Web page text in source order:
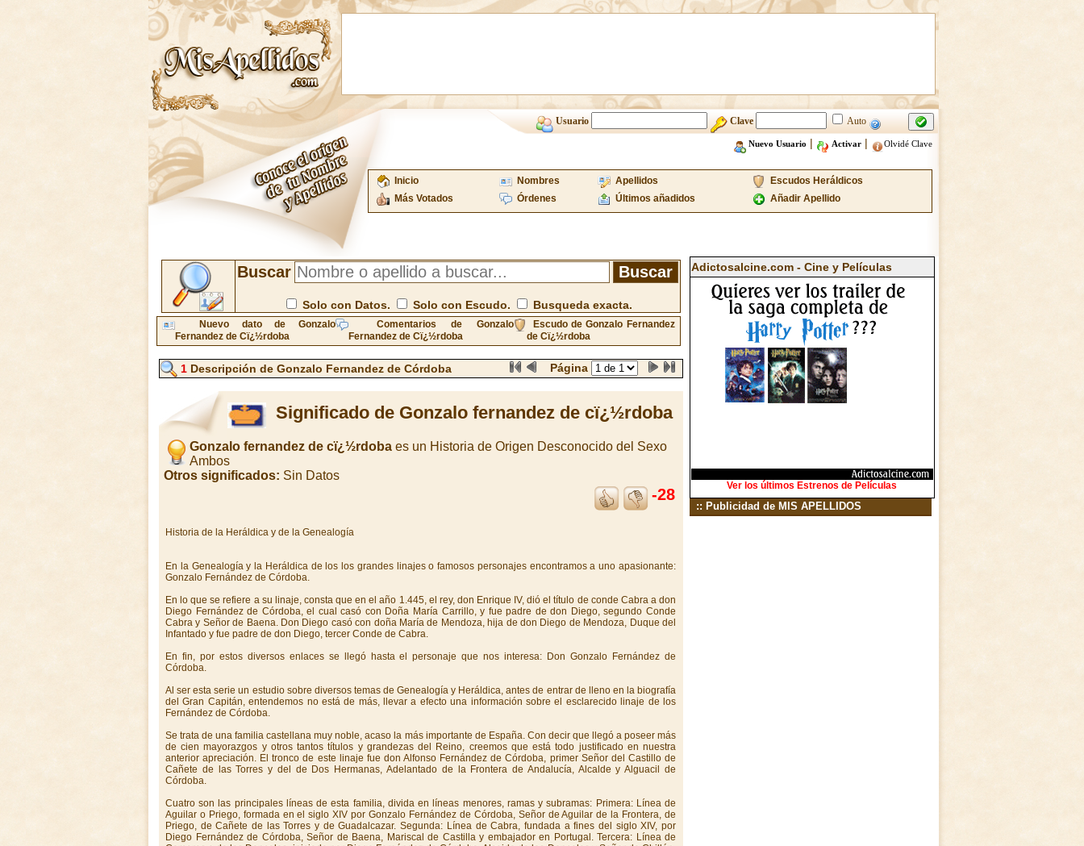
Usuario Clave Auto
Nuevo Usuario | Activar| Olvidé Clave
Inicio Nombres Apellidos
Escudos Heráldicos
Más Votados
Órdenes Últimos añadidos Añadir Apellido
Buscar
Solo con Datos. Solo con Escudo. Busqueda exacta.
Nuevo dato de Gonzalo
Fernandez de Cï¿½rdoba
Comentarios de Gonzalo
Fernandez de Cï¿½rdoba
Escudo de Gonzalo Fernandez
de Cï¿½rdoba
1Descripción de Gonzalo Fernandez de Córdoba Página
Significado de Gonzalo fernandez de cï¿½rdoba
Gonzalo fernandez de cï¿½rdoba es un Historia de Origen Desconocido del Sexo
Ambos
Otros significados: Sin Datos
-28
Historia de la Heráldica y de la Genealogía
En la Genealogía y la Heráldica de los los grandes linajes o famosos personajes encontramos a uno apasionante:
Gonzalo Fernández de Córdoba.
En lo que se refiere a su linaje, consta que en el año 1.445, el rey, don Enrique IV, dió el título de conde Cabra a don
Diego Fernández de Córdoba, el cual casó con Doña María Carrillo, y fue padre de don Diego, segundo Conde
Cabra y Señor de Baena. Don Diego casó con doña María de Mendoza, hija de don Diego de Mendoza, Duque del
Infantado y fue padre de don Diego, tercer Conde de Cabra.
En fin, por estos diversos enlaces se llegó hasta el personaje que nos interesa: Don Gonzalo Fernández de
Córdoba.
Al ser esta serie un estudio sobre diversos temas de Genealogía y Heráldica, antes de entrar de lleno en la biografía
del Gran Capitán, entendemos no está de más, llevar a efecto una información sobre el esclarecido linaje de los
Fernández de Córdoba.
Se trata de una familia castellana muy noble, acaso la más importante de España. Con decir que llegó a poseer más
de cien mayorazgos y otros tantos títulos y grandezas del Reino, creemos que está todo justificado en nuestra
anterior apreciación. El tronco de este linaje fue don Alfonso Fernández de Córdoba, primer Señor del Castillo de
Cañete de las Torres y del de Dos Hermanas, Adelantado de la Frontera de Andalucía, Alcalde y Alguacil de
Córdoba.
Cuatro son las principales líneas de esta familia, divida en líneas menores, ramas y subramas: Primera: Línea de
Aguilar o Priego, formada en el siglo XIV por Gonzalo Fernández de Córdoba, Señor de Aguilar de la Frontera, de
Priego, de Cañete de las Torres y de Guadalcazar. Segunda: Línea de Cabra, fundada a fines del siglo XIV, por
Diego Fernández de Córdoba, Señor de Baena, Mariscal de Castilla y embajador en Portugal. Tercera: Línea de
Adictosalcine.com - Cine y Películas
Ver los últimos Estrenos de Películas
:: Publicidad de MIS APELLIDOS